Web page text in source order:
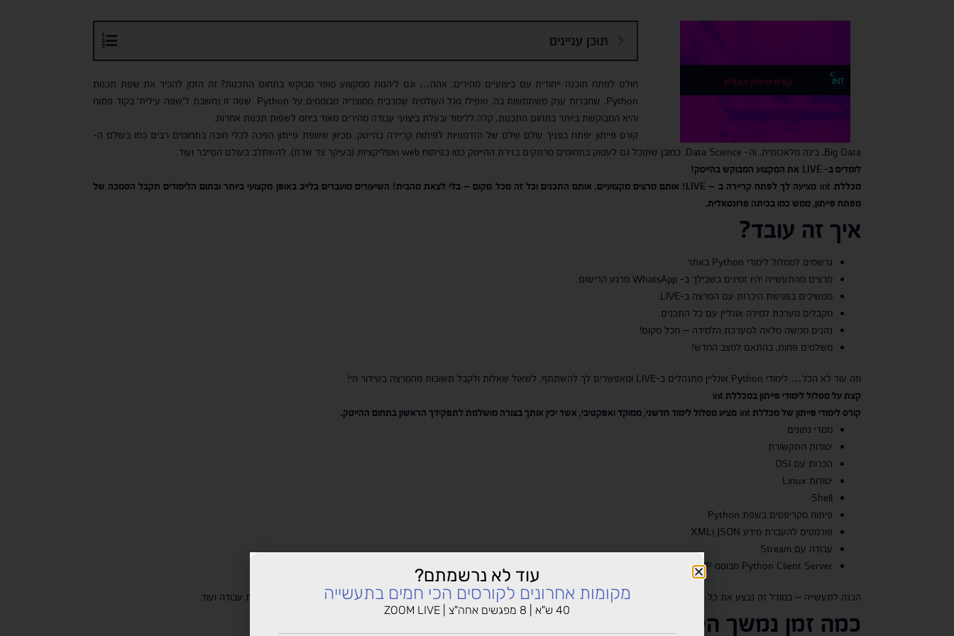
תוכן עניינים
חולם לפתח תוכנה ייחודית עם ביצועיים מהירים, אהה… וגם ליהנות ממקצוע סופר מבוקש בתחום התכנות? זה הזמן להכיר את שפת תכנות
Python, שחברות ענק משתמשות בה, ואפילו גוגל העולמית שמרבית ממוצריה מבוססים על Python. שפה זו נחשבת ל'שפה עילית' בקוד פתוח
והיא המבוקשת ביותר בתחום התכנות, קלה ללימוד ובעלת ביצועי עבודה מהירים מאוד ביחס לשפות תכנות אחרות.
קורס פייתון יפתח בפניך עולם שלם של הזדמנויות לפיתוח קריירה בהייטק, מכיוון ששפת פייתון הפכה לכלי חובה בתחומים רבים כמו בעולם ה-
Big Data, בינה מלאכותית, וה- Data Science. כמובן שתוכל גם לעסוק בתחומים מרתקים בזירת ההייטק כמו בפיתוח web ואפליקציות (בעיקר צד שרת), להשתלב בעולם הסייבר ועוד.
לומדים ב- LIVE את המקצוע המבוקש בהייטק!
מכללת int מציעה לך לפתח קריירה ב – LIVE! אותם מרצים מקצועיים, אותם התכנים וכל זה מכל מקום – בלי לצאת מהבית! השיעורים מועברים בלייב באופן מקצועי ביותר ובתום הלימודים תקבל הסמכה של
מפתח פייתון, ממש כמו בכיתה פרונטאלית.
איך זה עובד?
נרשמים למסלול לימודי Python באתר.
מרצים מהתעשייה יהיו זמינים בשבילך ב- WhatsApp מרגע הרישום.
ממשיכים בפגישת היכרות עם המרצה ב-LIVE.
מקבלים מערכת למידה אונליין עם כל התכנים.
נהנים מגישה מלאה למערכת הלמידה – מכל מקום!
משלמים פחות, בהתאם למצב החדש!
וזה עוד לא הכל… לימודי Python אונליין מתנהלים ב-LIVE ומאפשרים לך להשתתף, לשאול שאלות ולקבל תשובות מהמרצה בשידור חי!
קצת על מסלול לימודי פייתון במכללת int
קורס לימודי פייתון של מכללת int מציע מסלול לימוד חדשני, ממוקד ואפקטיבי, אשר יכין אותך בצורה מושלמת לתפקידך הראשון בתחום ההייטק.
מסדי נתונים
יסודות התקשורת
הכרות עם OSI
יסודות Linux
Shell
פיתוח סקריפטים בשפת Python
פורמטים להעברת מידע JSON וXML
עבודה עם Stream
Python Client Server מבוסס TCP IP
הכנה לתעשייה – במודל זה נבצע את כל ההכנות לקראת התפקיד הראשון בעולם ההייטק כמו כתיבת קורות חיים, פרופיל LinkedIn הכנה למבחני ההסמכה, ראיונות עבודה ועוד.
כמה זמן נמשך הקורס?
עוד לא נרשמתם?
מקומות אחרונים לקורסים הכי חמים בתעשייה
40 ש"א | 8 מפגשים אחה"צ | ZOOM LIVE